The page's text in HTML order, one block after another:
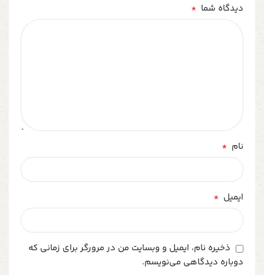
دیدگاه شما *
نام *
ایمیل *
ذخیره نام، ایمیل و وبسایت من در مرورگر برای زمانی که
دوباره دیدگاهی می‌نویسم.